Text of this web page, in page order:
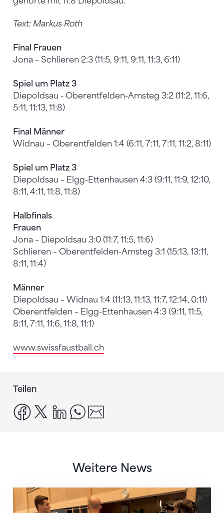
Text: Markus Roth
Final Frauen
Jona – Schlieren 2:3 (11:5, 9:11, 9:11, 11:3, 6:11)
Spiel um Platz 3
Diepoldsau - Oberentfelden-Amsteg 3:2 (11:2, 11:6,
5:11, 11:13, 11:8)
Final Männer
Widnau – Oberentfelden 1:4 (6:11, 7:11, 7:11, 11:2, 8:11)
Spiel um Platz 3
Diepoldsau – Elgg-Ettenhausen 4:3 (9:11, 11:9, 12:10,
8:11, 4:11, 11:8, 11:8)
Halbfinals
Frauen
Jona – Diepoldsau 3:0 (11:7, 11:5, 11:6)
Schlieren – Oberentfelden-Amsteg 3:1 (15:13, 13:11,
8:11, 11:4)
Männer
Diepoldsau – Widnau 1:4 (11:13, 11:13, 11:7, 12:14, 0:11)
Oberentfelden – Elgg-Ettenhausen 4:3 (9:11, 11:5,
8:11, 7:11, 11:6, 11:8, 11:1)
www.swissfaustball.ch
Teilen
facebook
x linkedinwhatsapp
Weitere News
Mit klaren Zielen nach Zagreb